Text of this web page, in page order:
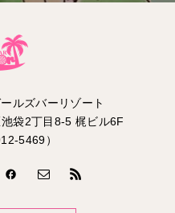
ルズバーリゾート
袋2丁目8-5 梶ビル6F
5469）